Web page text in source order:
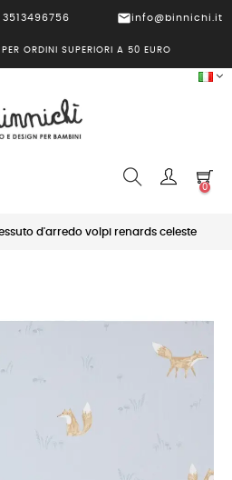
3513496756 mailinfo@binnichi.it
ORDINI SUPERIORI A 50 EURO
0
d'arredo volpi renards celeste